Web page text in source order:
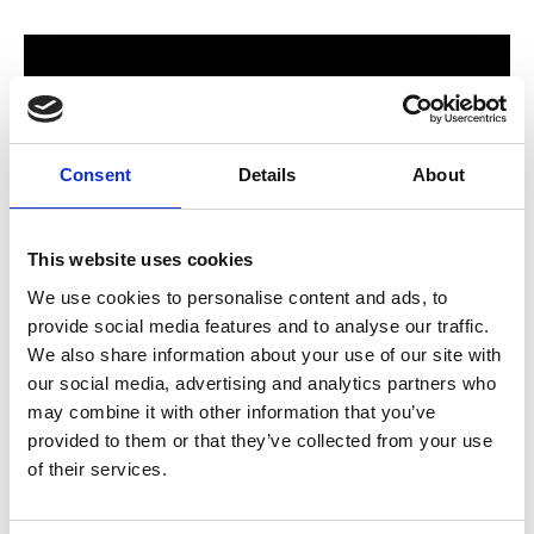
Consent Details About
This website uses cookies
We use cookies to personalise content and ads, to
provide social media features and to analyse our traffic.
We also share information about your use of our site with
our social media, advertising and analytics partners who
may combine it with other information that you’ve
provided to them or that they’ve collected from your use
of their services.
För hela familjen
2024 stod Varbergs nya butik och bygglagar klart. Förmodligen
ett av Sveriges mest välsorterade byggvaruhus som välkomnar
både dig som konsument och proffskund. Varbergs Trä har allt